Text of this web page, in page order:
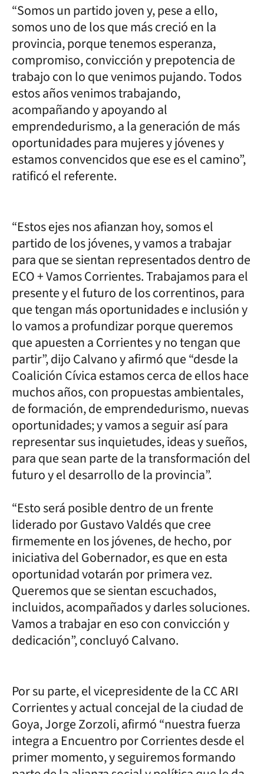
“Somos un partido joven y, pese a ello,
somos uno de los que más creció en la
provincia, porque tenemos esperanza,
compromiso, convicción y prepotencia de
trabajo con lo que venimos pujando. Todos
estos años venimos trabajando,
acompañando y apoyando al
emprendedurismo, a la generación de más
oportunidades para mujeres y jóvenes y
estamos convencidos que ese es el camino”,
ratificó el referente.
“Estos ejes nos afianzan hoy, somos el
partido de los jóvenes, y vamos a trabajar
para que se sientan representados dentro de
ECO + Vamos Corrientes. Trabajamos para el
presente y el futuro de los correntinos, para
que tengan más oportunidades e inclusión y
lo vamos a profundizar porque queremos
que apuesten a Corrientes y no tengan que
partir”, dijo Calvano y afirmó que “desde la
Coalición Cívica estamos cerca de ellos hace
muchos años, con propuestas ambientales,
de formación, de emprendedurismo, nuevas
oportunidades; y vamos a seguir así para
representar sus inquietudes, ideas y sueños,
para que sean parte de la transformación del
futuro y el desarrollo de la provincia”.
“Esto será posible dentro de un frente
liderado por Gustavo Valdés que cree
firmemente en los jóvenes, de hecho, por
iniciativa del Gobernador, es que en esta
oportunidad votarán por primera vez.
Queremos que se sientan escuchados,
incluidos, acompañados y darles soluciones.
Vamos a trabajar en eso con convicción y
dedicación”, concluyó Calvano.
Por su parte, el vicepresidente de la CC ARI
Corrientes y actual concejal de la ciudad de
Goya, Jorge Zorzoli, afirmó “nuestra fuerza
integra a Encuentro por Corrientes desde el
primer momento, y seguiremos formando